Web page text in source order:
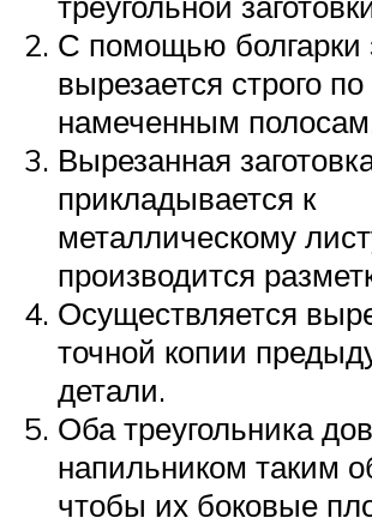
С помощью болгарки
вырезается строго по
намеченным
Вырезанная
прикладывается к
металлическому
производится
Осуществляется
точной копии
детали.
Оба треугольника
напильником таким
чтобы их боковые